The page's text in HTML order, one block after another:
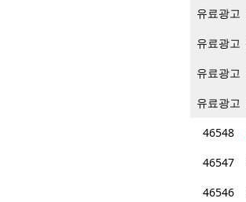
유료광고
유료광고
유료광고
유료광고
46548
46547
46546